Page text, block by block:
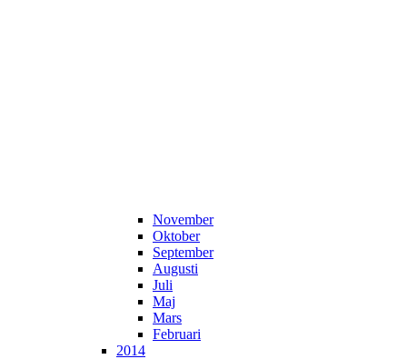
November
Oktober
September
Augusti
Juli
Maj
Mars
Februari
2014